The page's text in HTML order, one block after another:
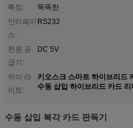
특징:
똑똑한
인터페이
스:
RS232
전원 공
급기:
DC 5V
하이 라
이트:
키오스크 스마트 하이브리드
수동 삽입 하이브리드 카드 리
수동 삽입 복각 카드 판독기